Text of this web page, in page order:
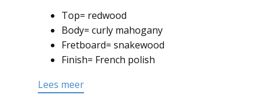
Top= redwood
Body= curly mahogany
Fretboard= snakewood
Finish= French polish
Lees meer